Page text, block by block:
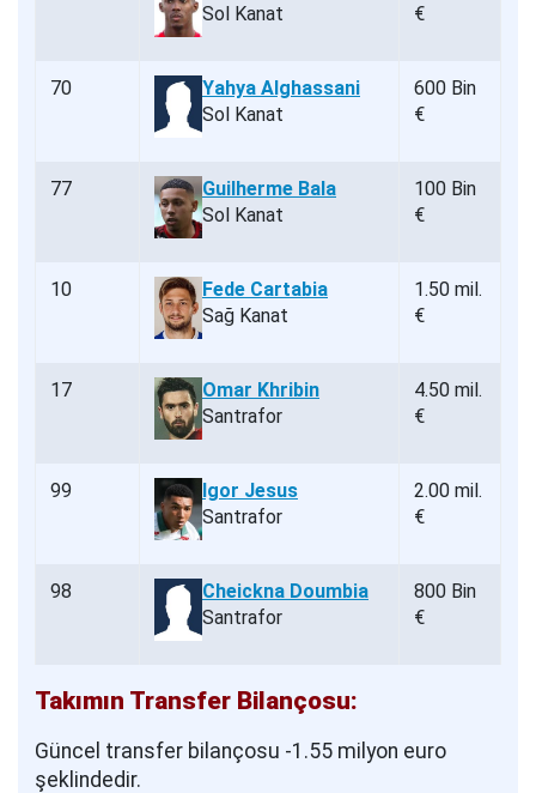
Sol Kanat
€
70
Yahya Alghassani
Sol Kanat
600 Bin
€
77
Guilherme Bala
Sol Kanat
100 Bin
€
10
Fede Cartabia
Sağ Kanat
1.50 mil.
€
17
Omar Khribin
Santrafor
4.50 mil.
€
99
Igor Jesus
Santrafor
2.00 mil.
€
98
Cheickna Doumbia
Santrafor
800 Bin
€
Takımın Transfer Bilançosu:
Güncel transfer bilançosu -1.55 milyon euro
şeklindedir.